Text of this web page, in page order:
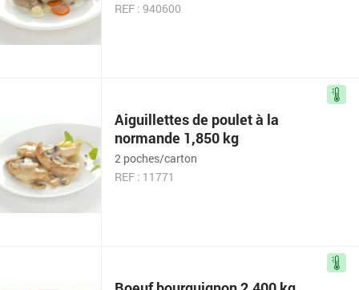
REF : 940600
Aiguillettes de poulet à la
normande 1,850 kg
2 poches/carton
REF : 11771